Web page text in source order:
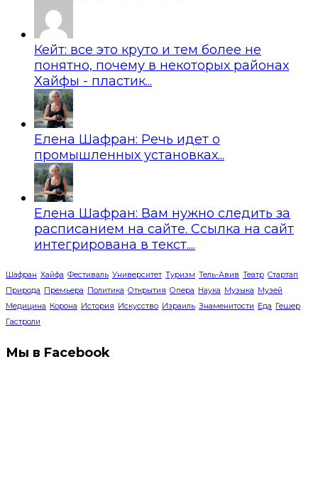
Кейт: все это круто и тем более не
понятно, почему в некоторых районах
Хайфы - пластик...
Елена Шафран: Речь идет о
промышленных установках...
Елена Шафран: Вам нужно следить за
расписанием на сайте. Ссылка на сайт
интегрирована в текст....
Шафран Хайфа Фестиваль Университет Туризм Тель-Авив Театр Стартап
Природа Премьера Политика Открытия Опера Наука Музыка Музей
Медицина Корона История Искусство Израиль Знаменитости Еда Гешер
Гастроли
Мы в Facebook